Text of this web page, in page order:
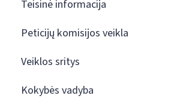
Teisinė informacija
Peticijų komisijos veikla
Veiklos sritys
Kokybės vadyba